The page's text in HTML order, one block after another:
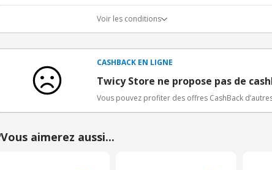
Voir les conditions
3€ de bienvenue crédités immédiatement + 1€
Offre réservée à une toute première inscription
CASHBACK EN LIGNE
Twicy Store ne propose pas de
Vous pouvez profiter des offres CashBack
Vous aimerez aussi...